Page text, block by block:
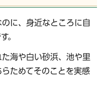
に、身近なところに自
す。
海や白い砂浜、池や里
ためてそのことを実感